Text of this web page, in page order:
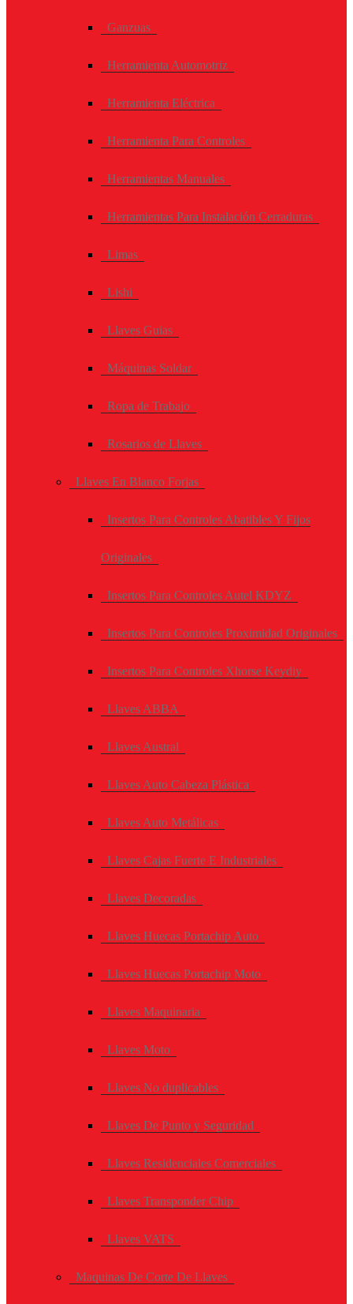
Ganzuas
Herramienta Automotriz
Herramienta Eléctrica
Herramienta Para Controles
Herramientas Manuales
Herramientas Para Instalación Cerraduras
Limas
Lishi
Llaves Guias
Máquinas Soldar
Ropa de Trabajo
Rosarios de Llaves
Llaves En Blanco Forjas
Insertos Para Controles Abatibles Y Fijos
Originales
Insertos Para Controles Autel KDYZ
Insertos Para Controles Proximidad Originales
Insertos Para Controles Xhorse Keydiy
Llaves ABBA
Llaves Austral
Llaves Auto Cabeza Plástica
Llaves Auto Metálicas
Llaves Cajas Fuerte E Industriales
Llaves Decoradas
Llaves Huecas Portachip Auto
Llaves Huecas Portachip Moto
Llaves Maquinaria
Llaves Moto
Llaves No duplicables
Llaves De Punto y Seguridad
Llaves Residenciales Comerciales
Llaves Transponder Chip
Llaves VATS
Maquinas De Corte De Llaves